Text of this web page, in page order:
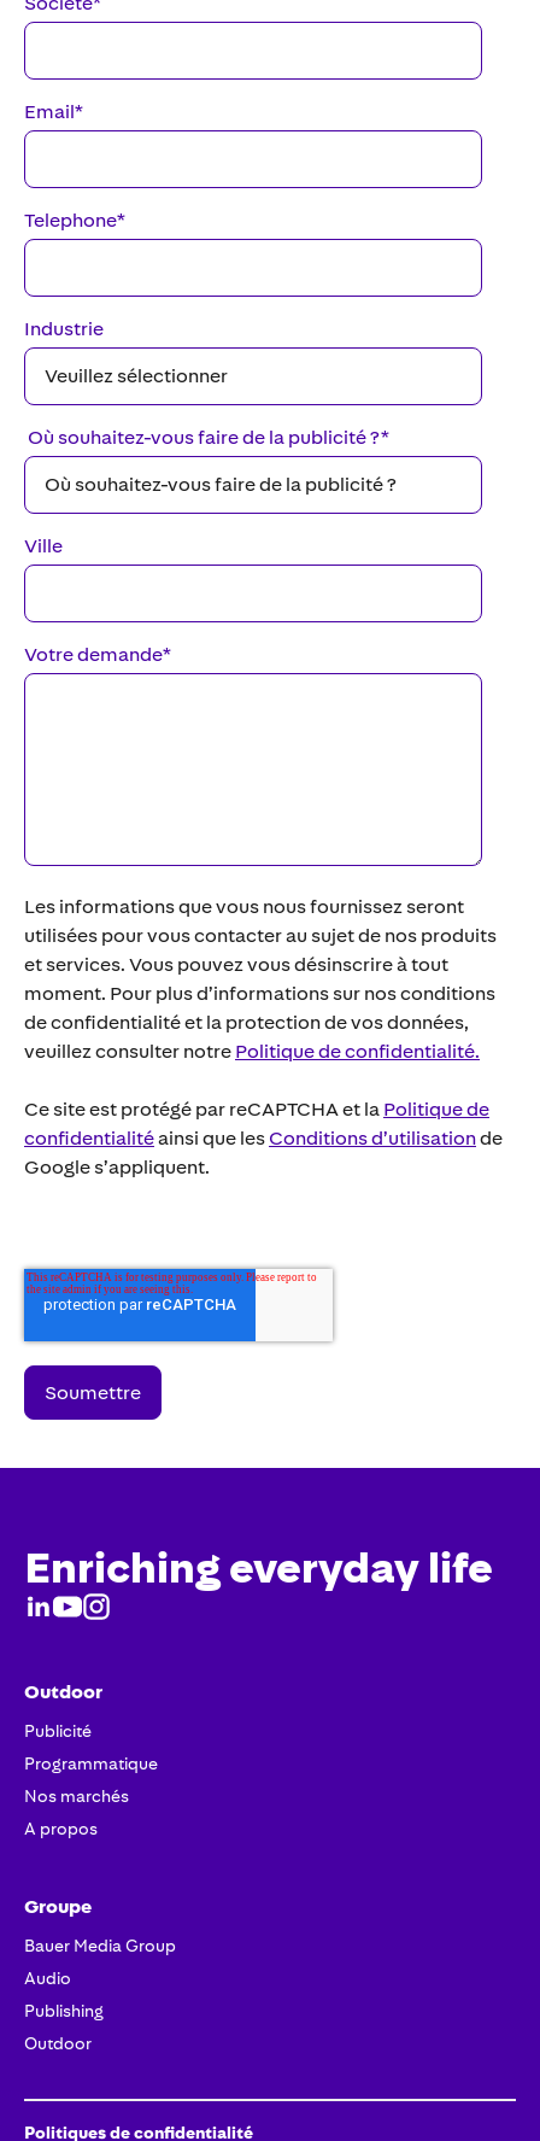
Email*
Telephone*
Industrie
Où souhaitez-vous faire de la publicité ?*
Ville
Votre demande*
Les informations que vous nous fournissez seront
utilisées pour vous contacter au sujet de nos produits
et services. Vous pouvez vous désinscrire à tout
moment. Pour plus d’informations sur nos conditions
de confidentialité et la protection de vos données,
veuillez consulter notre Politique de confidentialité.
Ce site est protégé par reCAPTCHA et la Politique de
confidentialitéainsi que les Conditions d’utilisationde
Google s’appliquent.
Enriching everyday life
Outdoor
Publicité
Programmatique
Nos marchés
A propos
Groupe
Bauer Media Group
Audio
Publishing
Outdoor
Politiques de confidentialité